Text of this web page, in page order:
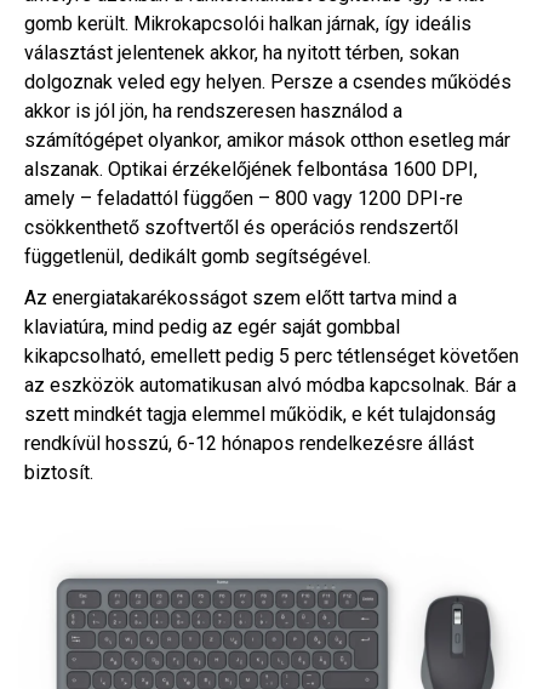
gomb került. Mikrokapcsolói halkan járnak, így ideális
választást jelentenek akkor, ha nyitott térben, sokan
dolgoznak veled egy helyen. Persze a csendes működés
akkor is jól jön, ha rendszeresen használod a
számítógépet olyankor, amikor mások otthon esetleg már
alszanak. Optikai érzékelőjének felbontása 1600 DPI,
amely – feladattól függően – 800 vagy 1200 DPI-re
csökkenthető szoftvertől és operációs rendszertől
függetlenül, dedikált gomb segítségével.
Az energiatakarékosságot szem előtt tartva mind a
klaviatúra, mind pedig az egér saját gombbal
kikapcsolható, emellett pedig 5 perc tétlenséget követően
az eszközök automatikusan alvó módba kapcsolnak. Bár a
szett mindkét tagja elemmel működik, e két tulajdonság
rendkívül hosszú, 6-12 hónapos rendelkezésre állást
biztosít.